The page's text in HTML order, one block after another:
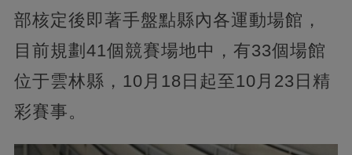
部核定後即著手盤點縣內各運動場館，
目前規劃41個競賽場地中，有33個場館
位于雲林縣，10月18日起至10月23日精
彩賽事。